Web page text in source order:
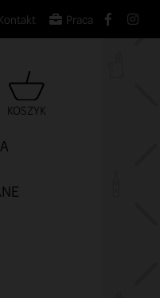
Praca
KOSZYK